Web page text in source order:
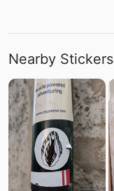
Nearby Stickers